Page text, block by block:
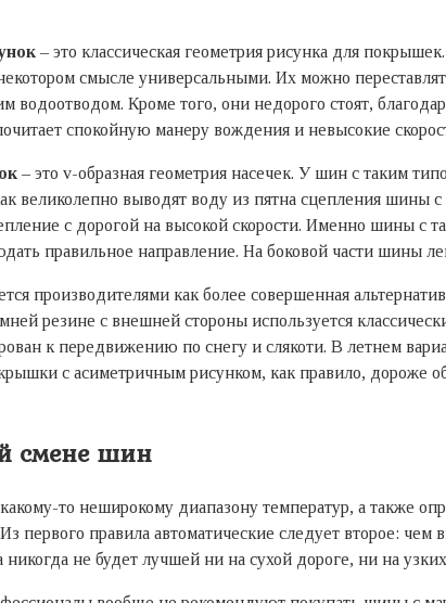
– это классическая геометрия рисунка для
смысле универсальными. Их можно
водоотводом. Кроме того, они недорого стоят,
спокойную манеру вождения и невысокие
– это v-образная геометрия насечек. У шин с таким
великолепно выводят воду из пятна сцепления
с дорогой на высокой скорости. Именно шины
правильное направление. На боковой части шины
производителями как более совершенная
резине с внешней стороны используется
к передвижению по снегу и слякоти. В летнем
с асиметричным рисунком, как правило, дороже
смене шин
то неширокому диапазону температур, а также
первого правила автоматические следует второе:
никогда не будет лучшей ни на сухой дороге, ни на